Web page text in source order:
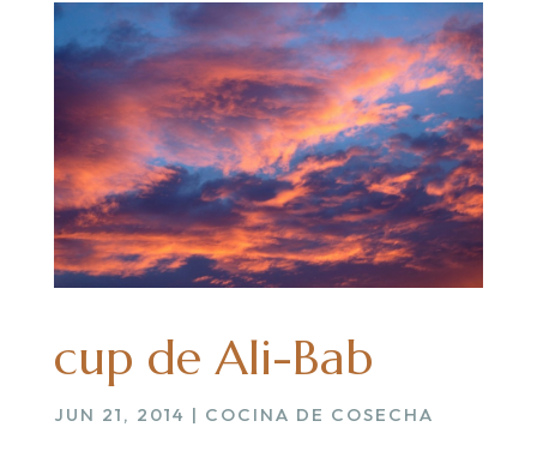
cup de Ali-Bab
JUN 21, 2014 | COCINA DE COSECHA